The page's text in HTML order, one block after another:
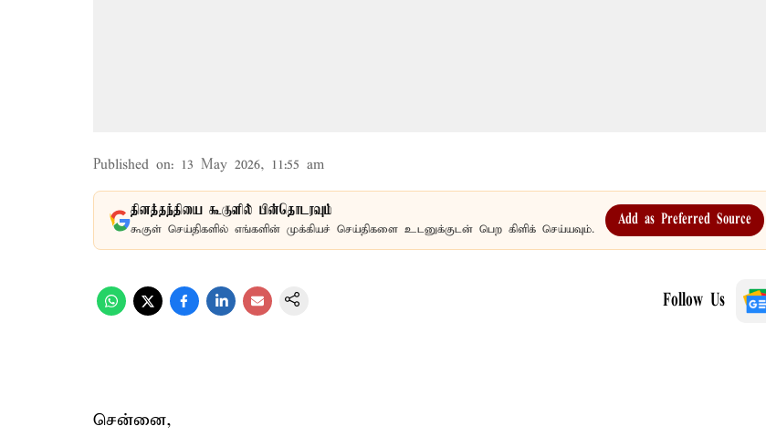
Published on: 13 May 2026, 11:55 am
தினத்தந்தியை கூகுளில் பின்தொடரவும்
கூகுள் செய்திகளில் எங்களின் முக்கியச் செய்திகளை உடனுக்குடன் பெற கிளிக் செய்யவும்.
Add as Preferred Source
Follow Us
சென்னை,